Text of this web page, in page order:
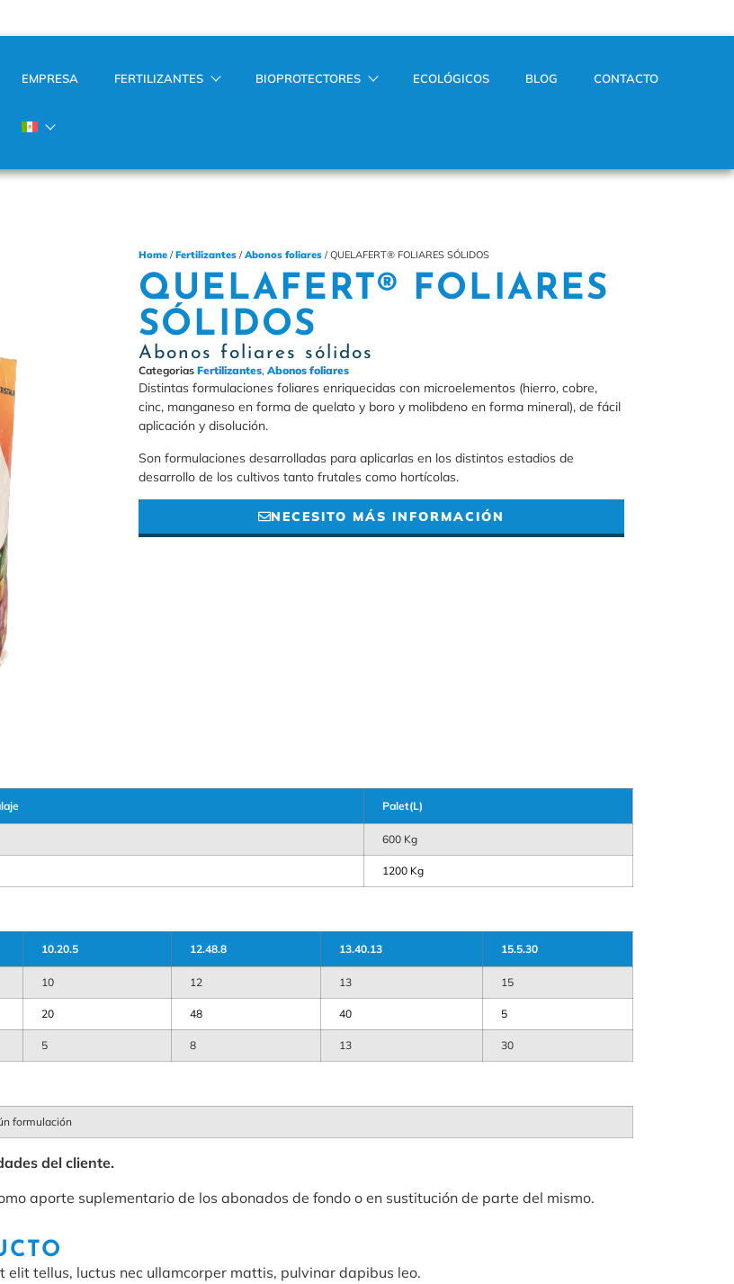
EMPRESA FERTILIZANTES BIOPROTECTORES ECOLÓGICOS BLOG CONTACTO
Home /Fertilizantes /Abonos foliares / QUELAFERT® FOLIARES SÓLIDOS
QUELAFERT® FOLIARES
SÓLIDOS
Abonos foliares sólidos
Categorias Fertilizantes, Abonos foliares
Distintas formulaciones foliares enriquecidas con microelementos (hierro, cobre,
cinc, manganeso en forma de quelato y boro y molibdeno en forma mineral), de fácil
aplicación y disolución.
Son formulaciones desarrolladas para aplicarlas en los distintos estadios de
desarrollo de los cultivos tanto frutales como hortícolas.
NECESITO MÁS INFORMACIÓN
Palet(L)
600 Kg
1200 Kg
10.20.5 12.48.8 13.40.13 15.5.30
10 12 13 15
20 48 40 5
5 8 13 30
formulación
del cliente.
aporte suplementario de los abonados de fondo o en sustitución de parte del mismo.
tellus, luctus nec ullamcorper mattis, pulvinar dapibus leo.